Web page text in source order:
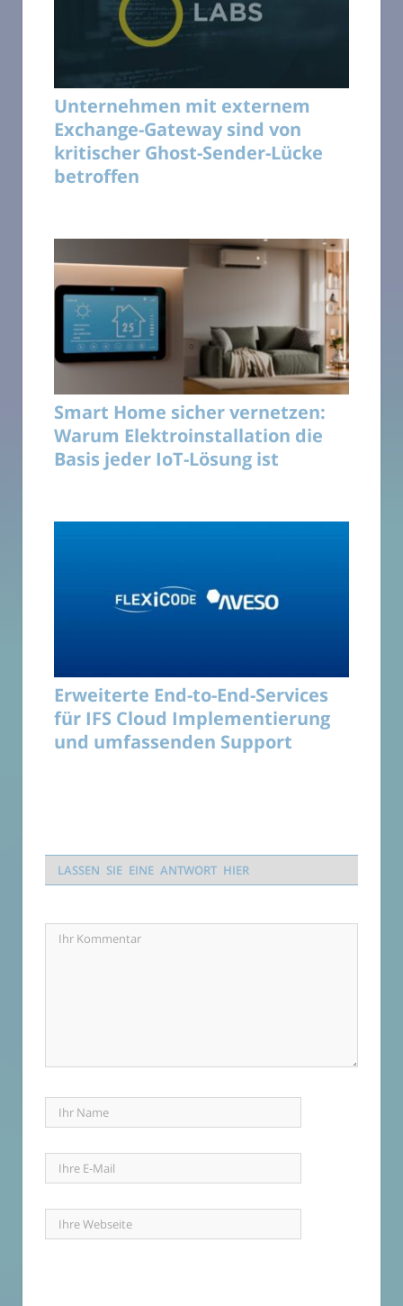
Unternehmen mit externem
Exchange-Gateway sind von
kritischer Ghost-Sender-Lücke
betroffen
Smart Home sicher vernetzen:
Warum Elektroinstallation die
Basis jeder IoT-Lösung ist
Erweiterte End-to-End-Services
für IFS Cloud Implementierung
und umfassenden Support
LASSEN SIE EINE ANTWORT HIER